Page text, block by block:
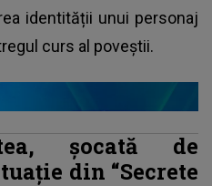
identității unui personaj
curs al poveștii.
șocată de
din “Secrete